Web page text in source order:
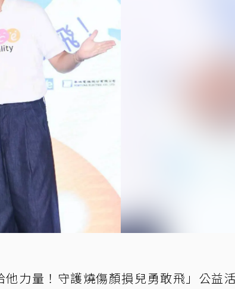
力量！守護燒傷顏損兒勇敢飛」公益